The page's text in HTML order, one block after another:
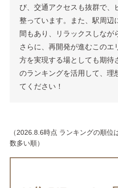
び、交通アクセスも抜群で、
整っています。また、駅周辺
間もあり、リラックスしなが
さらに、再開発が進むこのエ
方を実現する場としても期待
のランキングを活用して、理
てください！
（2026.8.6時点 ランキングの順
数多い順）